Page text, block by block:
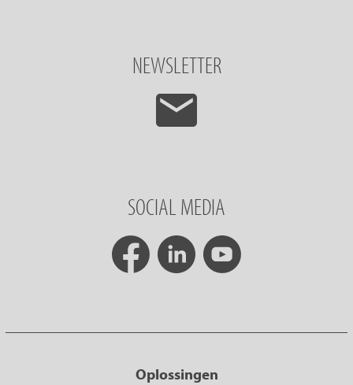
NEWSLETTER
SOCIAL MEDIA
Oplossingen